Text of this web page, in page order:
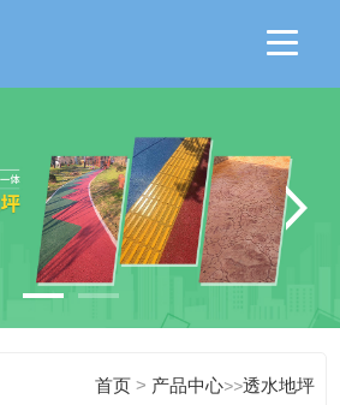
首页 > 产品中心>>透水地坪